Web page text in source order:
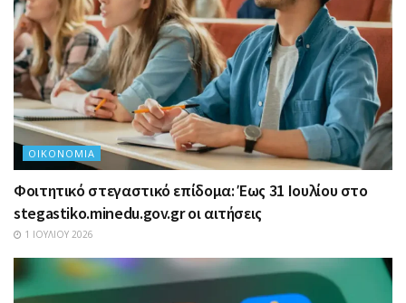
ΟΙΚΟΝΟΜΊΑ
Φοιτητικό στεγαστικό επίδομα: Έως 31 Ιουλίου στο
stegastiko.minedu.gov.gr οι αιτήσεις
1 ΙΟΥΛΊΟΥ 2026